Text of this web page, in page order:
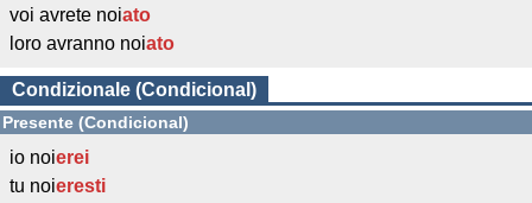
voi avrete noiato
loro avranno noiato
Condizionale (Condicional)
Presente (Condicional)
io noierei
tu noieresti